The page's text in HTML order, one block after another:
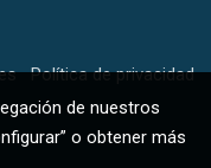
Política de privacidad
de nuestros
o obtener más